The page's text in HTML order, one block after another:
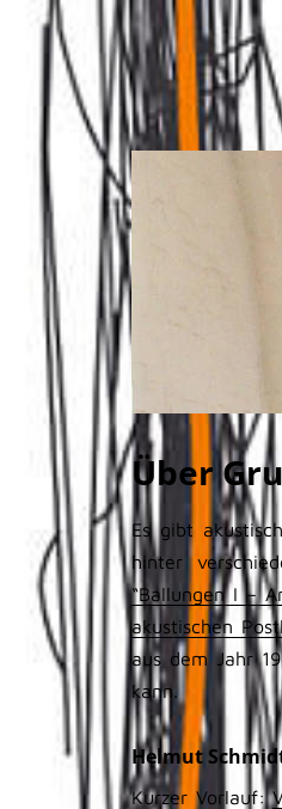
Über
Es gibt
hinter
“Ballungen I –
akustischen
aus dem Jahr
kann.
Helmut
Kurzer Vorlauf: